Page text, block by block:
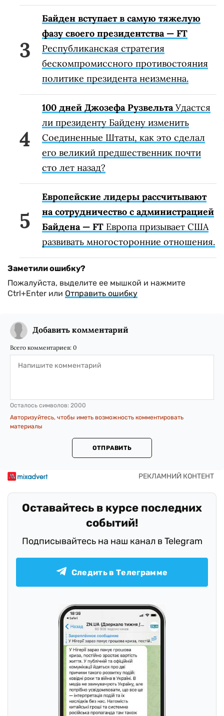
Байден вступает в самую тяжелую
фазу своего президентства — FT
Республиканская стратегия
бескомпромиссного противостояния
политике президента неизменна.
100 дней Джозефа РузвельтаУдастся
ли президенту Байдену изменить
Соединенные Штаты, как это сделал
его великий предшественник почти
сто лет назад?
Европейские лидеры рассчитывают
на сотрудничество с администрацией
Байдена — FT Европа призывает США
развивать многосторонние отношения.
Заметили ошибку?
Пожалуйста, выделите ее мышкой и нажмите
Ctrl+Enter или Отправить ошибку
Добавить комментарий
Всего комментариев: 0
Осталось символов: 2000
Авторизуйтесь, чтобы иметь возможность комментировать
материалы
ОТПРАВИТЬ
Оставайтесь в курсе последних
событий!
Подписывайтесь на наш канал в Telegram
Следить в Телеграмме